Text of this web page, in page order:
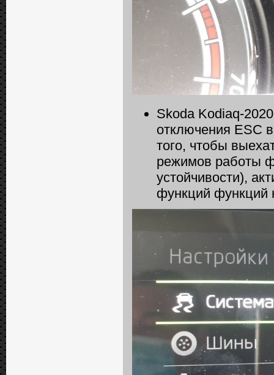
Skoda Kodiaq-
отключения ESС
того, чтобы
режимов работы
устойчивости),
функций функций